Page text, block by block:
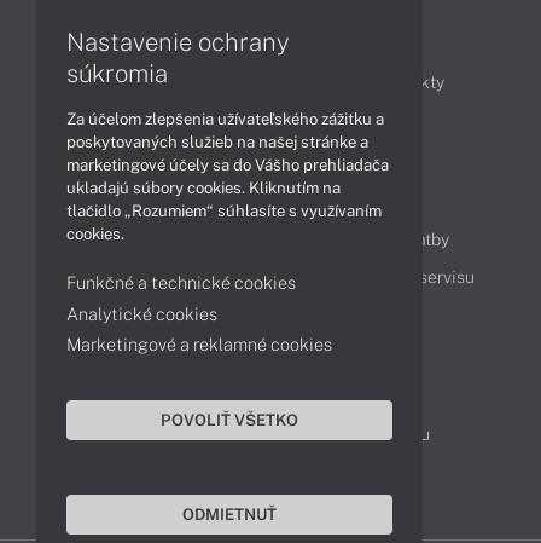
Články
Obchodné informácie
Produkty
Technológie
Videá
Obsah
Ako nakupovať
Možnosti doručenia a platby
Podpora a servis
Servisné služby Cenník servisu
Kontakty
043 4224 771
Obchodné oddelenie
Reklamácia tovaru
Nastavenie ochrany
súkromia
Za účelom zlepšenia užívateľského zážitku a
poskytovaných služieb na našej stránke a
marketingové účely sa do Vášho prehliadača
ukladajú súbory cookies. Kliknutím na
tlačidlo „Rozumiem“ súhlasíte s využívaním
cookies.
Funkčné a technické cookies
Analytické cookies
Marketingové a reklamné cookies
POVOLIŤ VŠETKO
ODMIETNUŤ